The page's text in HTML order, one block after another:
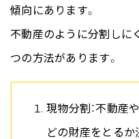
傾向にあります。
不動産のように分割しに
つの方法があります。
現物分割：不動産
どの財産をとるか